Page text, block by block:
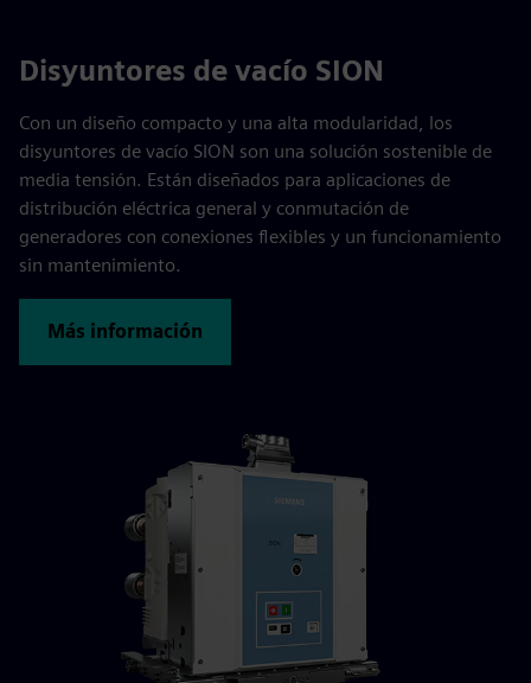
Disyuntores de vacío SION
Con un diseño compacto y una alta modularidad, los
disyuntores de vacío SION son una solución sostenible de
media tensión. Están diseñados para aplicaciones de
distribución eléctrica general y conmutación de
generadores con conexiones flexibles y un funcionamiento
sin mantenimiento.
Más información